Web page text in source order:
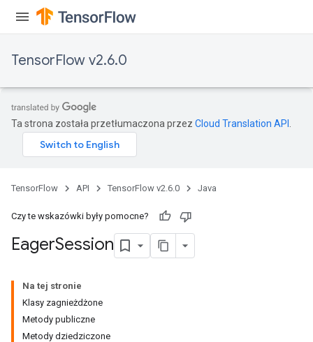
TensorFlow v2.6.0
Ta strona została przetłumaczona przez Cloud Translation API
TensorFlow API TensorFlow v2.6.0 Java
Czy te wskazówki były pomocne?
EagerSession
Na tej stronie
Klasy zagnieżdżone
Metody publiczne
Metody dziedziczone